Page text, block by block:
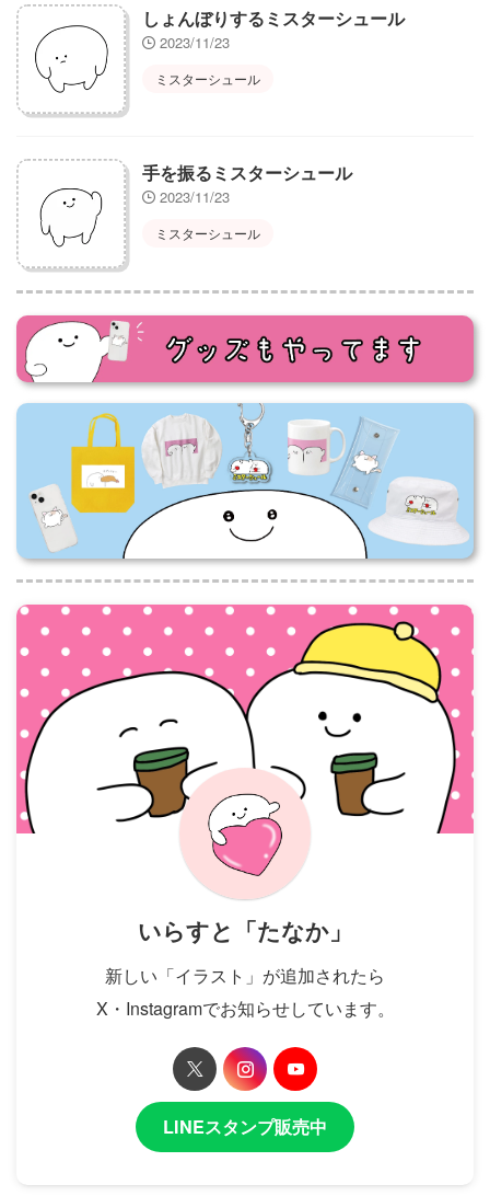
しょんぼりするミスターシュール
2023/11/23
ミスターシュール
手を振るミスターシュール
2023/11/23
ミスターシュール
いらすと「たなか」
新しい「イラスト」が追加されたら
X・Instagramでお知らせしています。
LINEスタンプ販売中